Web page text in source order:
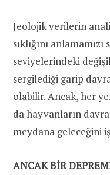
Jeolojik verilerin
sıklığını
seviyelerindeki
sergilediği garip
olabilir. Ancak, her
da hayvanların
meydana geleceğini
ANCAK BİR